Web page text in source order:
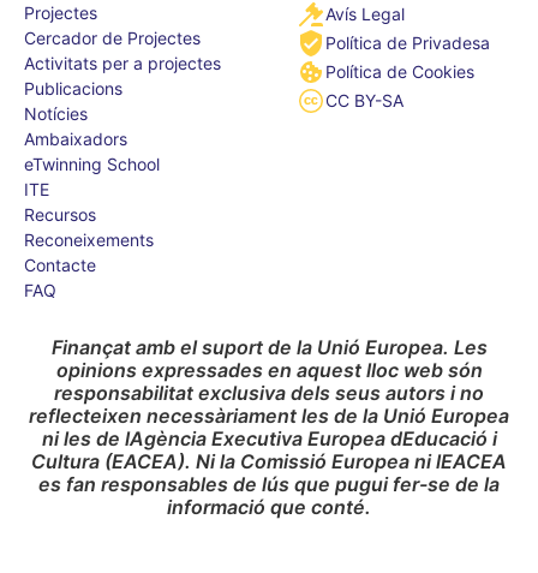
Projectes
Cercador de Projectes
Activitats per a projectes
Publicacions
Notícies
Ambaixadors
eTwinning School
ITE
Recursos
Reconeixements
Contacte
FAQ
Avís Legal
Política de Privadesa
Política de Cookies
CC BY-SA
Finançat amb el suport de la Unió Europea. Les
opinions expressades en aquest lloc web són
responsabilitat exclusiva dels seus autors i no
reflecteixen necessàriament les de la Unió Europea
ni les de lAgència Executiva Europea dEducació i
Cultura (EACEA). Ni la Comissió Europea ni lEACEA
es fan responsables de lús que pugui fer-se de la
informació que conté.